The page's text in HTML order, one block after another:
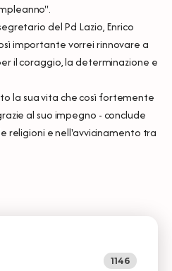
del Pd Lazio, Enrico
importante vorrei rinnovare a
il coraggio, la determinazione e
la sua vita che così fortemente
al suo impegno - conclude
religioni e nell'avvicinamento tra
1146